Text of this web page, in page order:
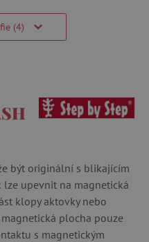
(4)
být originální s blikajícím
lze upevnit na magnetická
klopy aktovky nebo
plocha pouze
s magnetickým